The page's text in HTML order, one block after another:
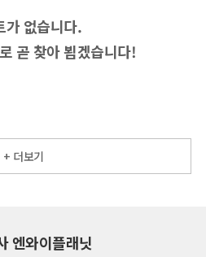
가 없습니다.
곧 찾아 뵙겠습니다!
+ 더보기
엔와이플래닛